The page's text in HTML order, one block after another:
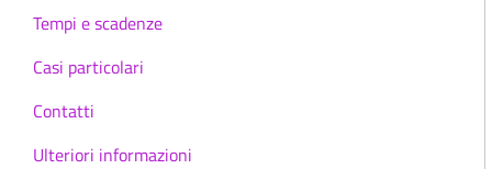
Tempi e scadenze
Casi particolari
Contatti
Ulteriori informazioni